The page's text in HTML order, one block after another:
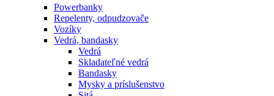
Powerbanky
Repelenty, odpudzovače
Vozíky
Vedrá, bandasky
Vedrá
Skladateľné vedrá
Bandasky
Mysky a príslušenstvo